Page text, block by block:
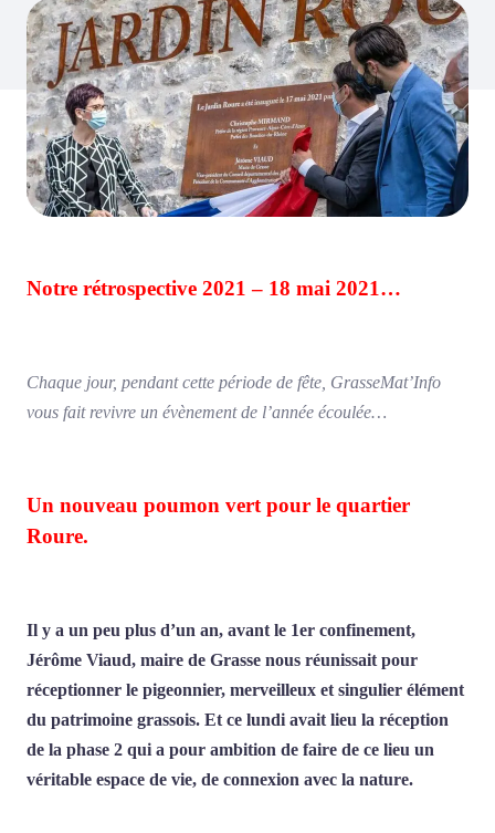
Notre rétrospective 2021 – 18 mai 2021…
Chaque jour, pendant cette période de fête, GrasseMat’Info
vous fait revivre un évènement de l’année écoulée…
Un nouveau poumon vert pour le quartier
Roure.
Il y a un peu plus d’un an, avant le 1er confinement,
Jérôme Viaud, maire de Grasse nous réunissait pour
réceptionner le pigeonnier, merveilleux et singulier élément
du patrimoine grassois. Et ce lundi avait lieu la réception
de la phase 2 qui a pour ambition de faire de ce lieu un
véritable espace de vie, de connexion avec la nature.